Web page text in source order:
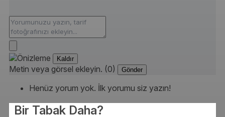
Kaldır
Metin veya görsel ekleyin. (0) Gönder
Henüz yorum yok. İlk yorumu siz yazın!
Bir Tabak Daha?